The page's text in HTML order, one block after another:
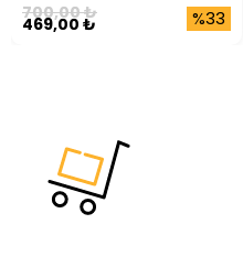
%33
469,00 ₺
700,00 ₺